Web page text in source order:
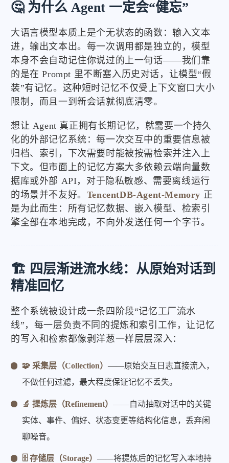
🤔 为什么 Agent 一定会“健忘”
大语言模型本质上是个无状态的函数：输入文本
进，输出文本出。每一次调用都是独立的，模型
本身不会自动记住你说过的上一句话——我们靠
的是在 Prompt 里不断塞入历史对话，让模型“假
装”有记忆。这种短时记忆不仅受上下文窗口大小
限制，而且一到新会话就彻底清零。
想让 Agent 真正拥有长期记忆，就需要一个持久
化的外部记忆系统：每一次交互中的重要信息被
归档、索引，下次需要时能被按需检索并注入上
下文。但市面上的记忆方案大多依赖云端向量数
据库或外部 API，对于隐私敏感、需要离线运行
的场景并不友好。 TencentDB-Agent-Memory 正
是为此而生：所有记忆数据、嵌入模型、检索引
擎全部在本地完成，不向外发送任何一个字节。
🏗️ 四层渐进流水线：从原始对话到
精准回忆
整个系统被设计成一条四阶段“记忆工厂流水
线”，每一层负责不同的提炼和索引工作，让记忆
的写入和检索都像剥洋葱一样层层深入：
🧩 采集层（Collection）——原始交互日志直接流入，
不做任何过滤，最大程度保证记忆不丢失。
🔬 提炼层（Refinement）——自动抽取对话中的关键
实体、事件、偏好、状态变更等结构化信息，丢弃闲
聊噪音。
🗄️ 存储层（Storage）——将提炼后的记忆写入本地持